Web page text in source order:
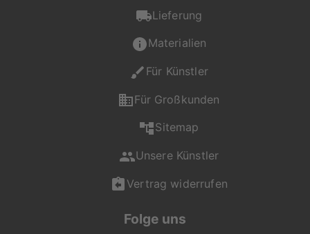
Lieferung
Materialien
Für Künstler
Für Großkunden
Sitemap
Unsere Künstler
Vertrag widerrufen
Folge uns